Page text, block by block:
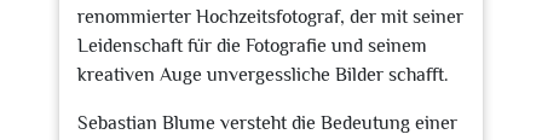
renommierter Hochzeitsfotograf, der mit seiner
Leidenschaft für die Fotografie und seinem
kreativen Auge unvergessliche Bilder schafft.
Sebastian Blume versteht die Bedeutung einer